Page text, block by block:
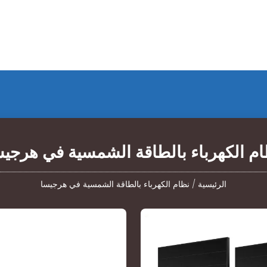
الكهرباء بالطاقة الشمسية في
الرئيسية / نظام الكهرباء بالطاقة الشمسية في هرجيسا